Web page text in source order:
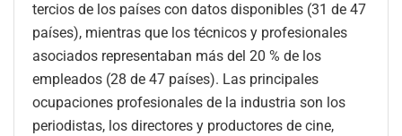
tercios de los países con datos disponibles (31 de 47
países), mientras que los técnicos y profesionales
asociados representaban más del 20 % de los
empleados (28 de 47 países). Las principales
ocupaciones profesionales de la industria son los
periodistas, los directores y productores de cine,